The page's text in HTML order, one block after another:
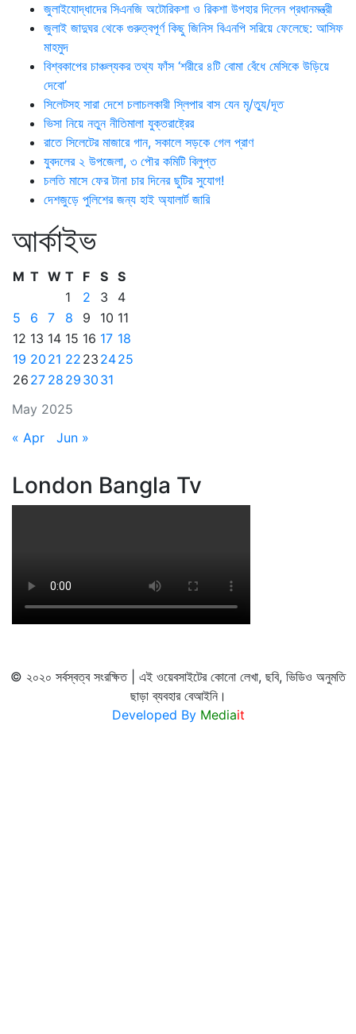
জুলাইযোদ্ধাদের সিএনজি অটোরিকশা ও রিকশা উপহার দিলেন প্রধানমন্ত্রী
জুলাই জাদুঘর থেকে গুরুত্বপূর্ণ কিছু জিনিস বিএনপি সরিয়ে ফেলেছে: আসিফ
মাহমুদ
বিশ্বকাপের চাঞ্চল্যকর তথ্য ফাঁস ‘শরীরে ৪টি বোমা বেঁধে মেসিকে উড়িয়ে
দেবো’
সিলেটসহ সারা দেশে চলাচলকারী স্লিপার বাস যেন মৃ/ত্যু/দূত
ভিসা নিয়ে নতুন নীতিমালা যুক্তরাষ্ট্রের
রাতে সিলেটের মাজারে গান, সকালে সড়কে গেল প্রাণ
যুবদলের ২ উপজেলা, ৩ পৌর কমিটি বিলুপ্ত
চলতি মাসে ফের টানা চার দিনের ছুটির সুযোগ!
দেশজুড়ে পুলিশের জন্য হাই অ্যালার্ট জারি
আর্কাইভ
May 2025
M T W T F S S
1
2 3
4
5
6 7 8 9 10 11
12 13 14 15 16 17 18
19 20 21 22 23 2425
26 27 28 29 30 31
« Apr Jun »
London Bangla Tv
© ২০২০ সর্বস্বত্ব সংরক্ষিত | এই ওয়েবসাইটের কোনো লেখা, ছবি, ভিডিও অনুমতি
ছাড়া ব্যবহার বেআইনি।
Developed By Mediait